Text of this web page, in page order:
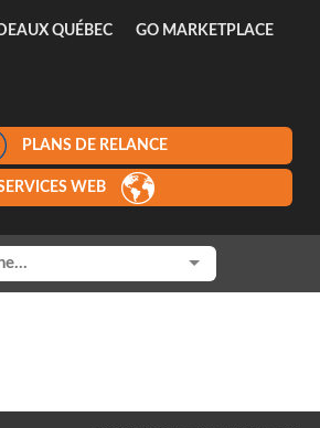
QUÉBEC GO MARKETPLACE
PLANS DE RELANCE
WEB